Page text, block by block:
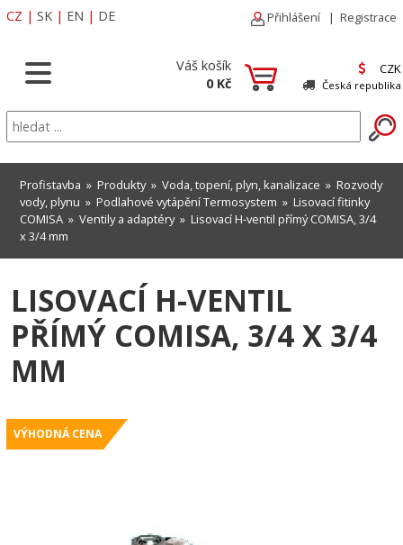
CZ | SK | EN | DE Přihlášení | Registrace
Váš košík
0 Kč
CZK
Česká republika
Profistavba » Produkty» Voda, topení, plyn, kanalizace » Rozvody
vody, plynu » Podlahové vytápění Termosystem » Lisovací fitinky
COMISA » Ventily a adaptéry» Lisovací H-ventil přímý COMISA, 3/4
x 3/4 mm
LISOVACÍ H-VENTIL
PŘÍMÝ COMISA, 3/4 X 3/4
MM
VÝHODNÁ CENA